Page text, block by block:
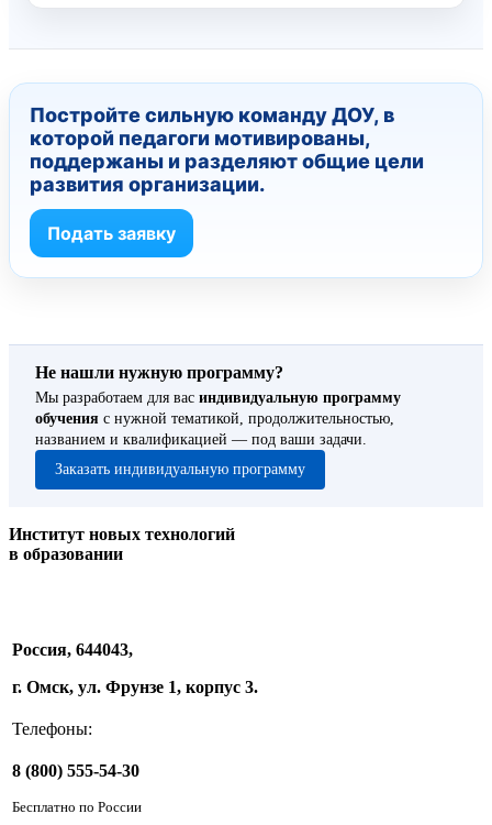
Постройте сильную команду ДОУ, в
которой педагоги мотивированы,
поддержаны и разделяют общие цели
развития организации.
Подать заявку
Не нашли нужную программу?
Мы разработаем для вас индивидуальную программу
обучения с нужной тематикой, продолжительностью,
названием и квалификацией — под ваши задачи.
Заказать индивидуальную программу
Институт новых технологий
в образовании
Россия, 644043,
г. Омск, ул. Фрунзе 1, корпус 3.
Телефоны:
8 (800) 555-54-30
Бесплатно по России